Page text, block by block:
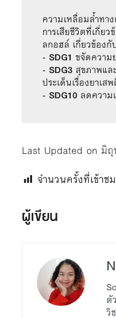
ความเหลื่อมล้ำทา
การเสียชีวิตที่เกี่ย
ลกอฮล์ เกี่ยวข้องกั
- SDG1 ขจัดความ
- SDG3 สุขภาพแล
ประเด็นเรื่องยาเ
- SDG10 ลดความ
Last Updated on มิ
จำนวนครั้งที่เข้าช
ผู้เขียน
ตั
วิ